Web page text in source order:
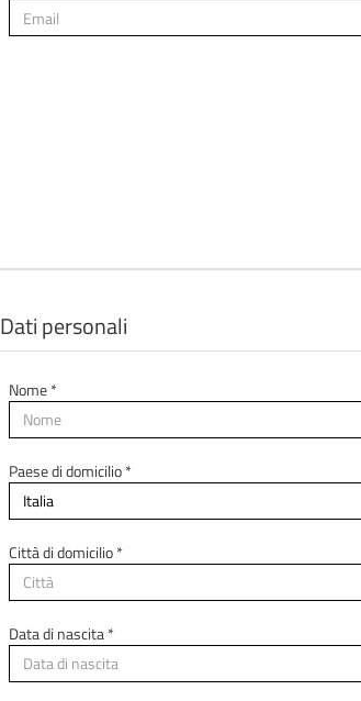
Dati personali
Nome *
Paese di domicilio *
Città di domicilio *
Paese di residenza *
Data di nascita *